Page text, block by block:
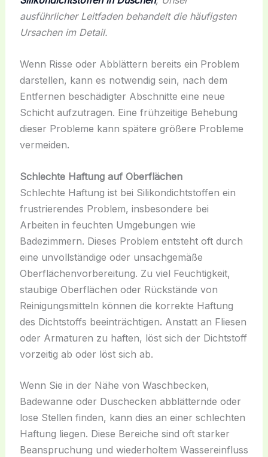
ausführlicher Leitfaden behandelt die häufigsten
Ursachen im Detail.
Wenn Risse oder Abblättern bereits ein Problem
darstellen, kann es notwendig sein, nach dem
Entfernen beschädigter Abschnitte eine neue
Schicht aufzutragen. Eine frühzeitige Behebung
dieser Probleme kann spätere größere Probleme
vermeiden.
Schlechte Haftung auf Oberflächen
Schlechte Haftung ist bei Silikondichtstoffen ein
frustrierendes Problem, insbesondere bei
Arbeiten in feuchten Umgebungen wie
Badezimmern. Dieses Problem entsteht oft durch
eine unvollständige oder unsachgemäße
Oberflächenvorbereitung. Zu viel Feuchtigkeit,
staubige Oberflächen oder Rückstände von
Reinigungsmitteln können die korrekte Haftung
des Dichtstoffs beeinträchtigen. Anstatt an Fliesen
oder Armaturen zu haften, löst sich der Dichtstoff
vorzeitig ab oder löst sich ab.
Wenn Sie in der Nähe von Waschbecken,
Badewanne oder Duschecken abblätternde oder
lose Stellen finden, kann dies an einer schlechten
Haftung liegen. Diese Bereiche sind oft starker
Beanspruchung und wiederholtem Wassereinfluss